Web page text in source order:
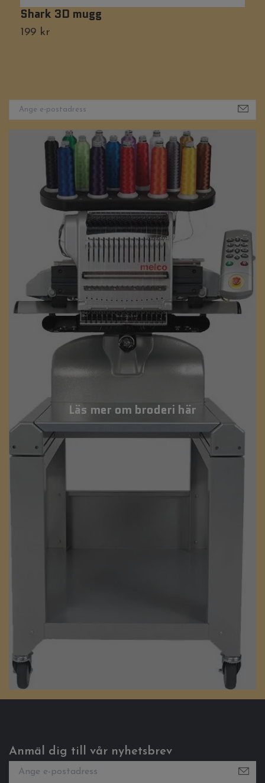
Läs mer om broderi här
Shark 3D mugg
199 kr
Anmäl dig till vår nyhetsbrev